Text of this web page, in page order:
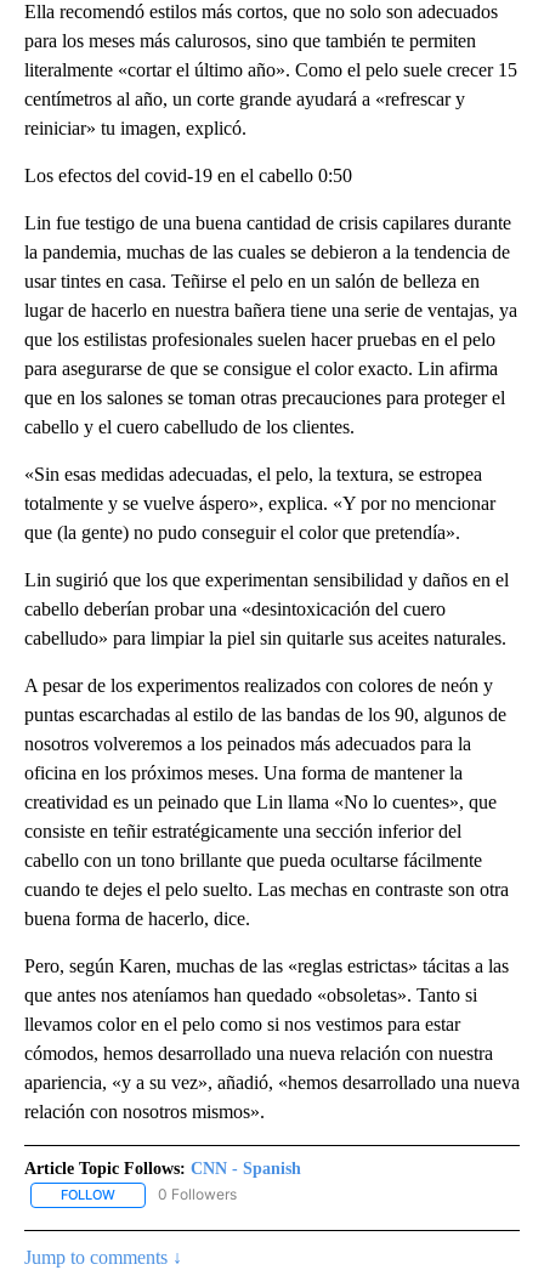
Ella recomendó estilos más cortos, que no solo son adecuados
para los meses más calurosos, sino que también te permiten
literalmente «cortar el último año». Como el pelo suele crecer 15
centímetros al año, un corte grande ayudará a «refrescar y
reiniciar» tu imagen, explicó.
Los efectos del covid-19 en el cabello 0:50
Lin fue testigo de una buena cantidad de crisis capilares durante
la pandemia, muchas de las cuales se debieron a la tendencia de
usar tintes en casa. Teñirse el pelo en un salón de belleza en
lugar de hacerlo en nuestra bañera tiene una serie de ventajas, ya
que los estilistas profesionales suelen hacer pruebas en el pelo
para asegurarse de que se consigue el color exacto. Lin afirma
que en los salones se toman otras precauciones para proteger el
cabello y el cuero cabelludo de los clientes.
«Sin esas medidas adecuadas, el pelo, la textura, se estropea
totalmente y se vuelve áspero», explica. «Y por no mencionar
que (la gente) no pudo conseguir el color que pretendía».
Lin sugirió que los que experimentan sensibilidad y daños en el
cabello deberían probar una «desintoxicación del cuero
cabelludo» para limpiar la piel sin quitarle sus aceites naturales.
A pesar de los experimentos realizados con colores de neón y
puntas escarchadas al estilo de las bandas de los 90, algunos de
nosotros volveremos a los peinados más adecuados para la
oficina en los próximos meses. Una forma de mantener la
creatividad es un peinado que Lin llama «No lo cuentes», que
consiste en teñir estratégicamente una sección inferior del
cabello con un tono brillante que pueda ocultarse fácilmente
cuando te dejes el pelo suelto. Las mechas en contraste son otra
buena forma de hacerlo, dice.
Pero, según Karen, muchas de las «reglas estrictas» tácitas a las
que antes nos ateníamos han quedado «obsoletas». Tanto si
llevamos color en el pelo como si nos vestimos para estar
cómodos, hemos desarrollado una nueva relación con nuestra
apariencia, «y a su vez», añadió, «hemos desarrollado una nueva
relación con nosotros mismos».
Article Topic Follows: CNN - Spanish
FOLLOW FOLLOW "CNN - SPANISH" TO RECEIVE NOTIFICATIONS ABOUT
0 Followers
Jump to comments ↓